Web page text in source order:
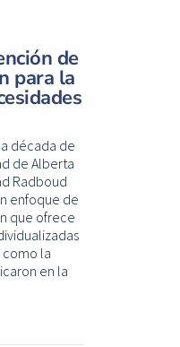
de
para la
década de
de Alberta
Radboud
enfoque de
que ofrece
como la
en la